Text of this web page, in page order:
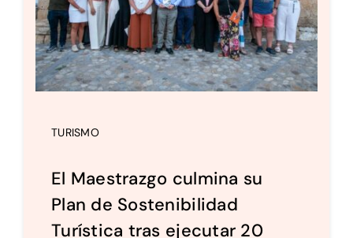
TURISMO
El Maestrazgo culmina su
Plan de Sostenibilidad
Turística tras ejecutar 20